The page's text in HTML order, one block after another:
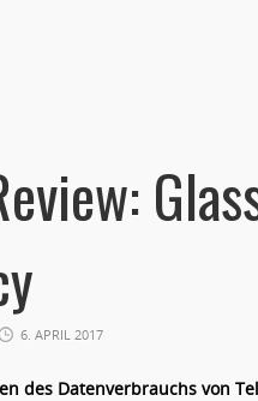
6. APRIL 2017
des Datenverbrauchs von